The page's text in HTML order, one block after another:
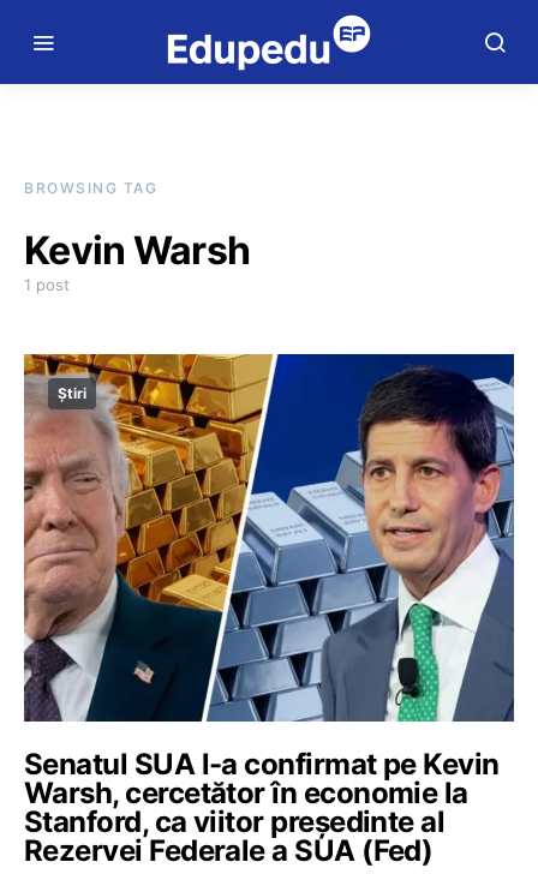
BROWSING TAG
Kevin Warsh
1 post
Știri
Senatul SUA l-a confirmat pe Kevin
Warsh, cercetător în economie la
Stanford, ca viitor preşedinte al
Rezervei Federale a SUA (Fed)